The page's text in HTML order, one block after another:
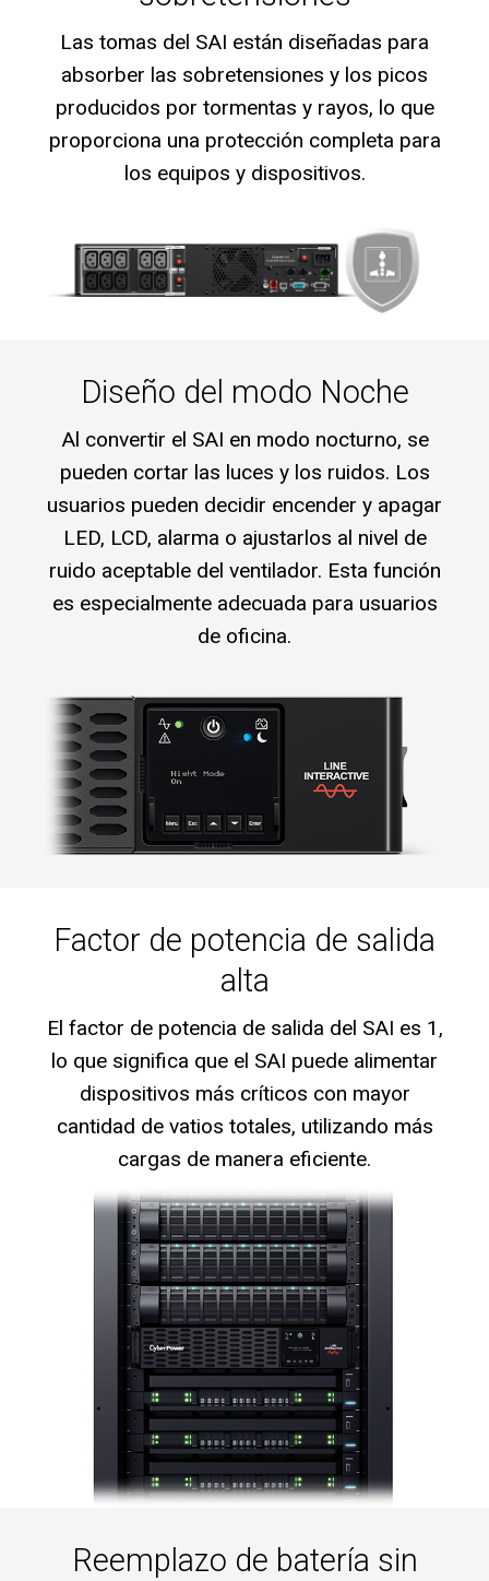
Las tomas del SAI están diseñadas para
absorber las sobretensiones y los picos
producidos por tormentas y rayos, lo que
proporciona una protección completa para
los equipos y dispositivos.
Diseño del modo Noche
Al convertir el SAI en modo nocturno, se
pueden cortar las luces y los ruidos. Los
usuarios pueden decidir encender y apagar
LED, LCD, alarma o ajustarlos al nivel de
ruido aceptable del ventilador. Esta función
es especialmente adecuada para usuarios
de oficina.
Factor de potencia de salida
alta
El factor de potencia de salida del SAI es 1,
lo que significa que el SAI puede alimentar
dispositivos más críticos con mayor
cantidad de vatios totales, utilizando más
cargas de manera eficiente.
Reemplazo de batería sin